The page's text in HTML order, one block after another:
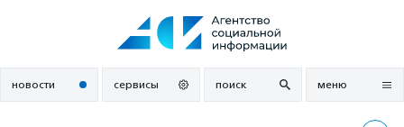
новости сервисы поиск меню